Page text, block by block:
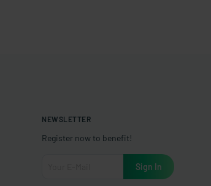
NEWSLETTER
Register now to benefit!